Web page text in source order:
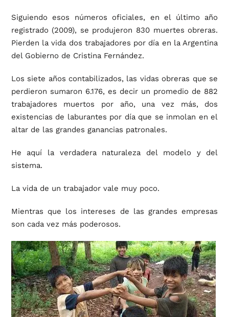
Siguiendo esos números oficiales, en el último año
registrado (2009), se produjeron 830 muertes obreras.
Pierden la vida dos trabajadores por día en la Argentina
del Gobierno de Cristina Fernández.
Los siete años contabilizados, las vidas obreras que se
perdieron sumaron 6.176, es decir un promedio de 882
trabajadores muertos por año, una vez más, dos
existencias de laburantes por día que se inmolan en el
altar de las grandes ganancias patronales.
He aquí la verdadera naturaleza del modelo y del
sistema.
La vida de un trabajador vale muy poco.
Mientras que los intereses de las grandes empresas
son cada vez más poderosos.